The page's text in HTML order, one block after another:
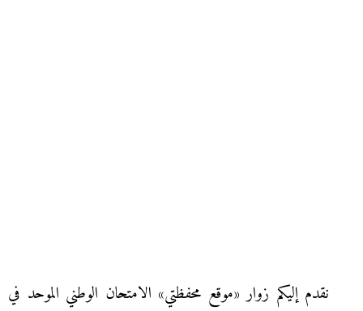
نقدم إليكم زوار «موقع محفظتي» الامتحان الوطني الموحد في